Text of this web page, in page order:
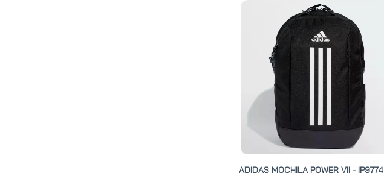
ADIDAS MOCHILA POWER VII - IP9774